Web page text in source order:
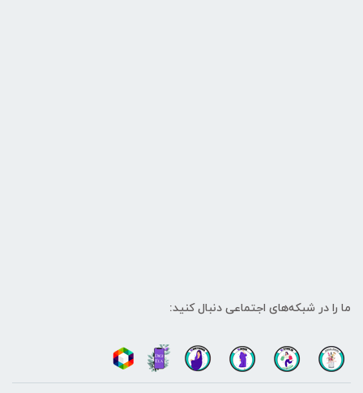
ما را در شبکه‌های اجتماعی دنبال کنید: